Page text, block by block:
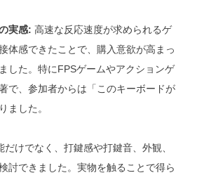
実感: 高速な反応速度が求められるゲ
体感できたことで、購入意欲が高まっ
した。特にFPSゲームやアクションゲ
で、参加者からは「このキーボードが
ました。
だけでなく、打鍵感や打鍵音、外観、
討できました。実物を触ることで得ら